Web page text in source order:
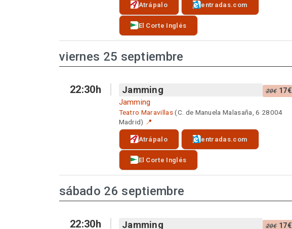
Atrápalo entradas.com
El Corte Inglés
viernes 25 septiembre
22:30h Jamming 20€17€
Jamming
Teatro Maravillas(C. de Manuela Malasaña, 6 28004
Madrid) 📍
Atrápalo entradas.com
El Corte Inglés
sábado 26 septiembre
22:30h Jamming 20€17€